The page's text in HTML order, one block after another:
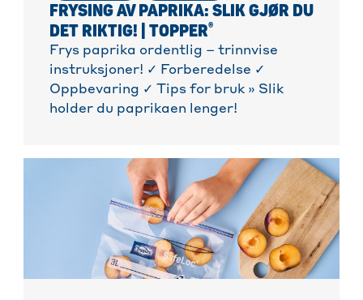
FRYSING AV PAPRIKA: SLIK GJØR DU
DET RIKTIG! | TOPPER®
Frys paprika ordentlig – trinnvise
instruksjoner! ✓ Forberedelse ✓
Oppbevaring ✓ Tips for bruk » Slik
holder du paprikaen lenger!